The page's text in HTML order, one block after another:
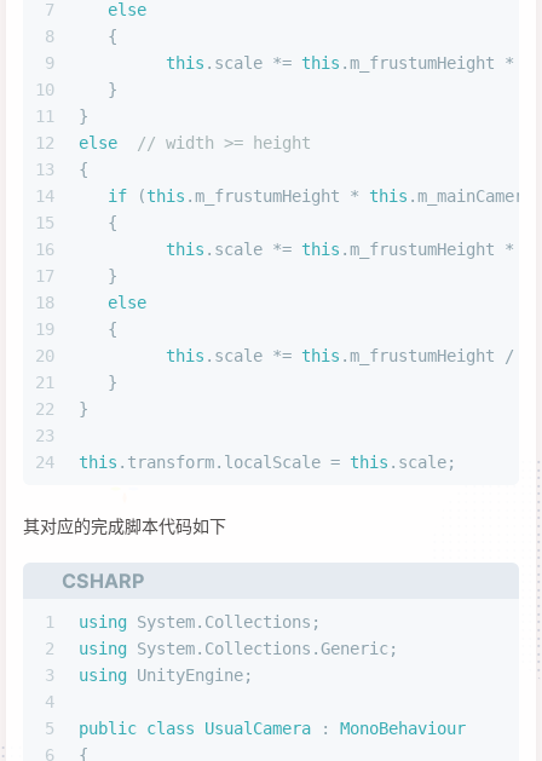
7
8
9
10
11
12
13
14
15
16
17
18
19
20
21
22
23
24
else
   {
this .scale *= this .m_frustumHeight *
   }
}
else
// width >= height
{
if (this .m_frustumHeight * this
   {
this .scale *= this .m_frustumHeight *
   }
else
   {
this .scale *= this .m_frustumHeight /
   }
}
this .transform.localScale = this .scale;
其对应的完成脚本代码如下
CSHARP
1
2
3
4
5
6
using System.Collections;
using System.Collections.Generic;
using UnityEngine;
public class UsualCamera : MonoBehaviour
{